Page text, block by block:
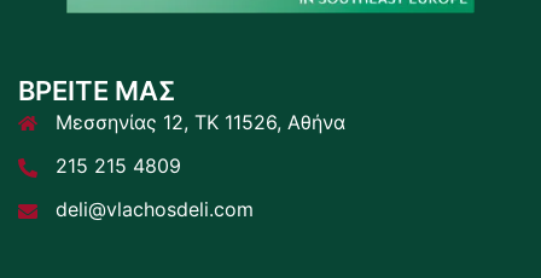
ΒΡΕΙΤΕ ΜΑΣ
Μεσσηνίας 12, ΤΚ 11526, Αθήνα
215 215 4809
deli@vlachosdeli.com